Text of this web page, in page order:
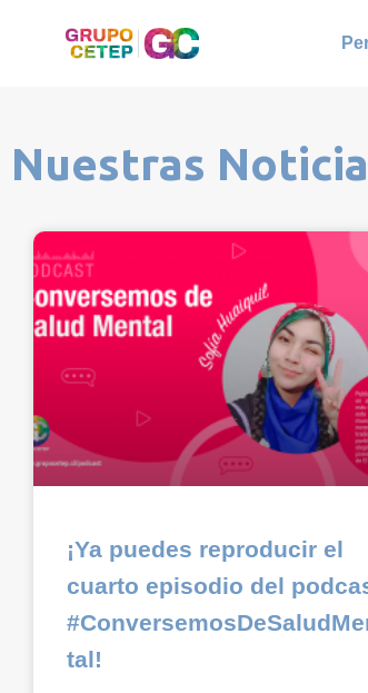
Nuestras
¡Ya puedes reproducir el
cuarto episodio del
tal!